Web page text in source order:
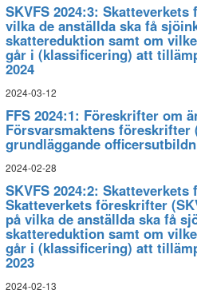
SKVFS 2024:3:
vilka de anställda ska få
skattereduktion samt om
går i (klassificering) att
2024
2024-03-12
FFS 2024:1: Föreskrifter om
Försvarsmaktens föreskrifter
grundläggande
2024-02-28
SKVFS 2024:2:
Skatteverkets föreskrifter
på vilka de anställda ska få
skattereduktion samt om
går i (klassificering) att
2023
2024-02-13